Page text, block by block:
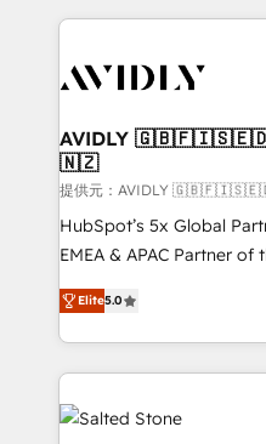
digital agency and an
CRM and webdesign (We
AVIDLY
🇳🇿
提供元：AVIDLY
HubSpot’s 5x Global
EMEA & APAC Partner of
experienced and fully
Partner. 🚀 With 2,750+ HubSpot projects delivered
and 370+ specialists
we de-risk complex
accelerate ROI across every
multi-region migrations
Elite5.0